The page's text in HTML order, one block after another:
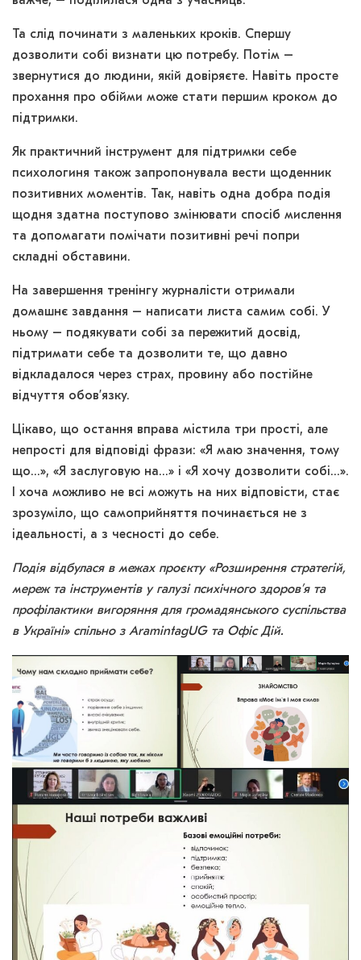
Та слід починати з маленьких кроків. Спершу
дозволити собі визнати цю потребу. Потім –
звернутися до людини, якій довіряєте. Навіть просте
прохання про обійми може стати першим кроком до
підтримки.
Як практичний інструмент для підтримки себе
психологиня також запропонувала вести щоденник
позитивних моментів. Так, навіть одна добра подія
щодня здатна поступово змінювати спосіб мислення
та допомагати помічати позитивні речі попри
складні обставини.
На завершення тренінгу журналісти отримали
домашнє завдання – написати листа самим собі. У
ньому – подякувати собі за пережитий досвід,
підтримати себе та дозволити те, що давно
відкладалося через страх, провину або постійне
відчуття обов’язку.
Цікаво, що остання вправа містила три прості, але
непрості для відповіді фрази: «Я маю значення, тому
що…», «Я заслуговую на…» і «Я хочу дозволити собі…».
І хоча можливо не всі можуть на них відповісти, стає
зрозуміло, що самоприйняття починається не з
ідеальності, а з чесності до себе.
Подія відбулася в межах проєкту «Розширення стратегій,
мереж та інструментів у галузі психічного здоров’я та
профілактики вигоряння для громадянського суспільства
в Україні» спільно з AramintagUG та Офіс Дій.